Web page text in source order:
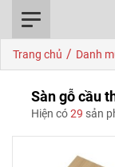
Trang chủ / Danh
Sàn gỗ cầu
Hiện có29 sản